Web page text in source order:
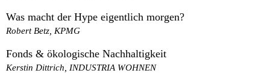
Was macht der Hype eigentlich morgen?
Robert Betz, KPMG
Fonds & ökologische Nachhaltigkeit
Kerstin Dittrich, INDUSTRIA WOHNEN